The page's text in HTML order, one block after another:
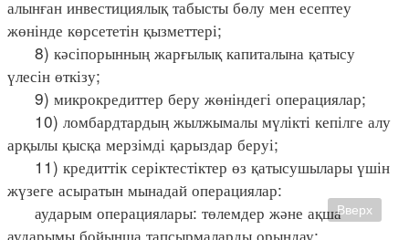
алынған инвестициялық табысты бөлу мен есептеу
жөнінде көрсететін қызметтері;
8) кәсіпорынның жарғылық капиталына қатысу
үлесін өткізу;
9) микрокредиттер беру жөніндегі операциялар;
10) ломбардтардың жылжымалы мүлікті кепілге алу
арқылы қысқа мерзімді қарыздар беруі;
11) кредиттік серіктестіктер өз қатысушылары үшін
жүзеге асыратын мынадай операциялар:
аударым операциялары: төлемдер және ақша
аударымы бойынша тапсырмаларды орындау;
Вверх